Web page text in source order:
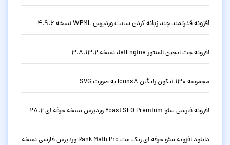
افزونه قدرتمند چند زبانه کردن سایت وردپرس WPML نسخه 4.9.6
افزونه جت انجین المنتور JetEngine نسخه 3.8.13.2
مجموعه 130 آیکون رایگان Icons8 به صورت SVG
افزونه فارسی سئو Yoast SEO Premium وردپرس نسخه حرفه ای 28.2
دانلود افزونه سئو حرفه ای رنک مث Rank Math Pro وردپرس فارسی نسخه